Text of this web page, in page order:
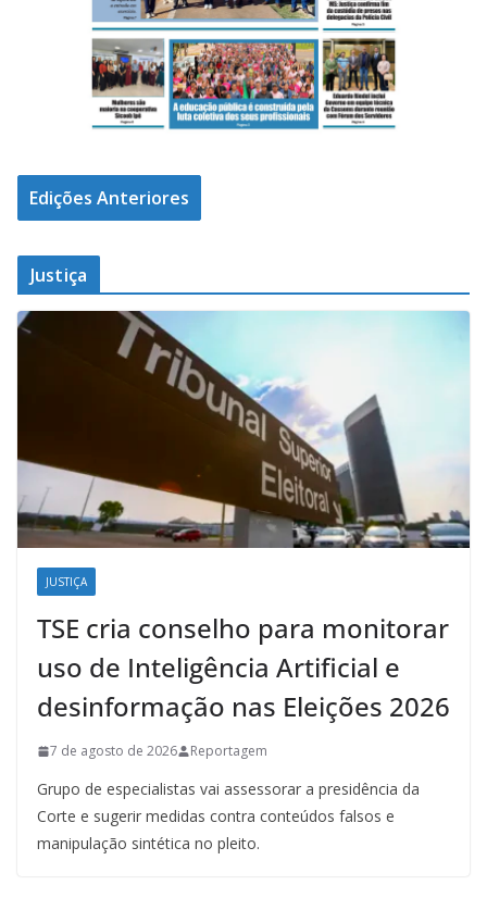
Edições Anteriores
Justiça
JUSTIÇA
TSE cria conselho para monitorar
uso de Inteligência Artificial e
desinformação nas Eleições 2026
7 de agosto de 2026 Reportagem
Grupo de especialistas vai assessorar a presidência da
Corte e sugerir medidas contra conteúdos falsos e
manipulação sintética no pleito.